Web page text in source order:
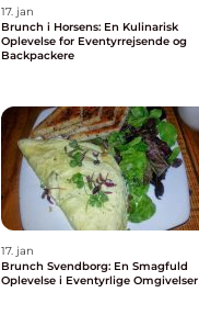
17. jan
Brunch i Horsens: En Kulinarisk
Oplevelse for Eventyrrejsende og
Backpackere
17. jan
Brunch Svendborg: En Smagfuld
Oplevelse i Eventyrlige Omgivelser